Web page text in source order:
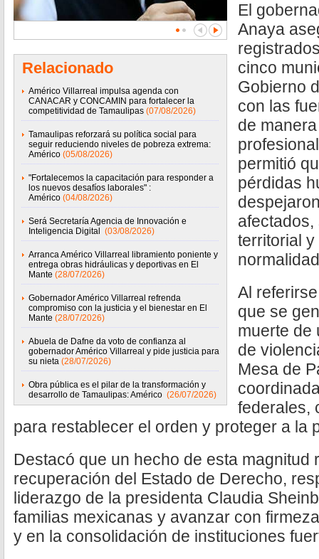
Relacionado
Américo Villarreal impulsa agenda con
CANACAR y CONCAMIN para fortalecer la
competitividad de Tamaulipas (07/08/2026)
Tamaulipas reforzará su política social para
seguir reduciendo niveles de pobreza extrema:
Américo (05/08/2026)
"Fortalecemos la capacitación para responder a
los nuevos desafíos laborales" :
Américo (04/08/2026)
Será Secretaría Agencia de Innovación e
Inteligencia Digital
(03/08/2026)
Arranca Américo Villarreal libramiento poniente y
entrega obras hidráulicas y deportivas en El
Mante (28/07/2026)
Gobernador Américo Villarreal refrenda
compromiso con la justicia y el bienestar en El
Mante (28/07/2026)
Abuela de Dafne da voto de confianza al
gobernador Américo Villarreal y pide justicia para
su nieta (28/07/2026)
Obra pública es el pilar de la transformación y
desarrollo de Tamaulipas: Américo (26/07/2026)
El
Anaya
cinco
Gobierno
con las
de
permitió
pérdidas
territorial
Al
que se
muerte de
de
Mesa de
federales,
para restablecer el orden y proteger a la
Destacó que un hecho de esta magnitud
recuperación del Estado de Derecho,
liderazgo de la presidenta Claudia
familias mexicanas y avanzar con
y en la consolidación de instituciones